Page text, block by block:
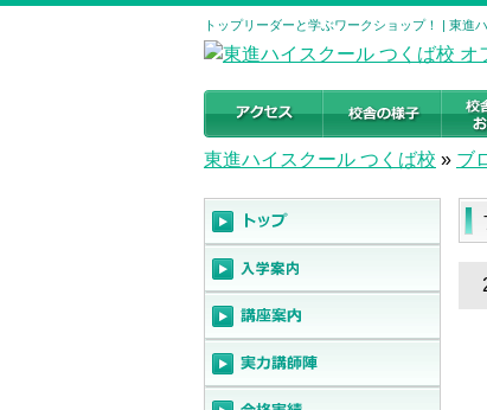
トップリーダーと学ぶワークショップ！ | 東進
東進ハイスクール つくば校 » ブ